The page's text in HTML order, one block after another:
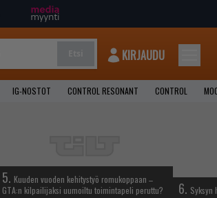
KIRJAUDU
IG-NOSTOT CONTROL RESONANT CONTROL
5. Kuuden vuoden kehitystyö romukoppaan –
GTA:n kilpailijaksi uumoiltu toimintapeli peruttu?
6.